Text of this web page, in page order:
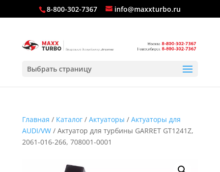
8-800-302-7367 info@maxxturbo.ru
Выбрать страницу
Главная / Каталог/ Актуаторы / Актуаторы для
AUDI/VW/ Актуатор для турбины GARRET GT1241Z,
2061-016-266, 708001-0001